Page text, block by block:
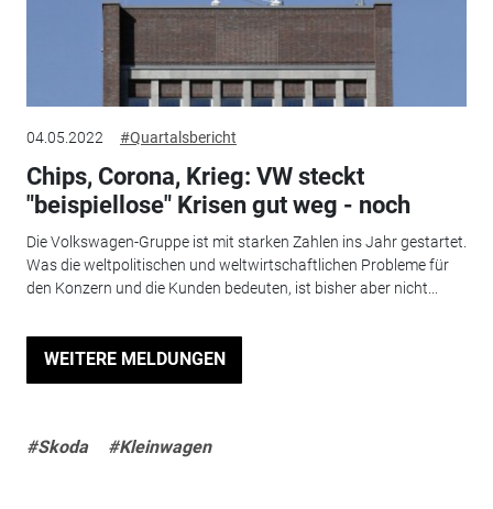
04.05.2022 #Quartalsbericht
Chips, Corona, Krieg: VW steckt
"beispiellose" Krisen gut weg - noch
Die Volkswagen-Gruppe ist mit starken Zahlen ins Jahr gestartet.
Was die weltpolitischen und weltwirtschaftlichen Probleme für
den Konzern und die Kunden bedeuten, ist bisher aber nicht...
WEITERE MELDUNGEN
#Skoda #Kleinwagen